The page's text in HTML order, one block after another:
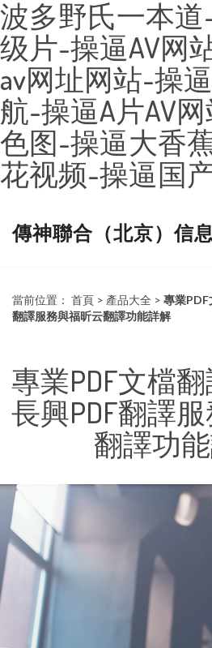
波多野氏一本
级片-操逼AV网
av网址网站-操
航-操逼A片AV
色图-操逼大香
花视频-操逼国
傳神聯合（北京）信
當前位置： 首頁 > 產品大全 > 專業PDF
翻譯服務與福昕云翻譯功能詳解
專業PDF文檔
長興PDF翻譯
翻譯功